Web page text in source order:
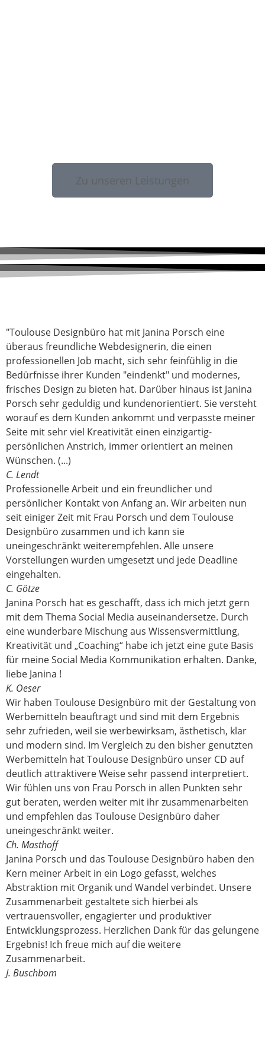
Zu unseren Leistungen
"Toulouse Designbüro hat mit Janina Porsch eine
überaus freundliche Webdesignerin, die einen
professionellen Job macht, sich sehr feinfühlig in die
Bedürfnisse ihrer Kunden "eindenkt" und modernes,
frisches Design zu bieten hat. Darüber hinaus ist Janina
Porsch sehr geduldig und kundenorientiert. Sie versteht
worauf es dem Kunden ankommt und verpasste meiner
Seite mit sehr viel Kreativität einen einzigartig-
persönlichen Anstrich, immer orientiert an meinen
Wünschen. (...)
C. Lendt
Professionelle Arbeit und ein freundlicher und
persönlicher Kontakt von Anfang an. Wir arbeiten nun
seit einiger Zeit mit Frau Porsch und dem Toulouse
Designbüro zusammen und ich kann sie
uneingeschränkt weiterempfehlen. Alle unsere
Vorstellungen wurden umgesetzt und jede Deadline
eingehalten.
C. Götze
Janina Porsch hat es geschafft, dass ich mich jetzt gern
mit dem Thema Social Media auseinandersetze. Durch
eine wunderbare Mischung aus Wissensvermittlung,
Kreativität und „Coaching“ habe ich jetzt eine gute Basis
für meine Social Media Kommunikation erhalten. Danke,
liebe Janina !
K. Oeser
Wir haben Toulouse Designbüro mit der Gestaltung von
Werbemitteln beauftragt und sind mit dem Ergebnis
sehr zufrieden, weil sie werbewirksam, ästhetisch, klar
und modern sind. Im Vergleich zu den bisher genutzten
Werbemitteln hat Toulouse Designbüro unser CD auf
deutlich attraktivere Weise sehr passend interpretiert.
Wir fühlen uns von Frau Porsch in allen Punkten sehr
gut beraten, werden weiter mit ihr zusammenarbeiten
und empfehlen das Toulouse Designbüro daher
uneingeschränkt weiter.
Ch. Masthoff
Janina Porsch und das Toulouse Designbüro haben den
Kern meiner Arbeit in ein Logo gefasst, welches
Abstraktion mit Organik und Wandel verbindet. Unsere
Zusammenarbeit gestaltete sich hierbei als
vertrauensvoller, engagierter und produktiver
Entwicklungsprozess. Herzlichen Dank für das gelungene
Ergebnis! Ich freue mich auf die weitere
Zusammenarbeit.
J. Buschbom